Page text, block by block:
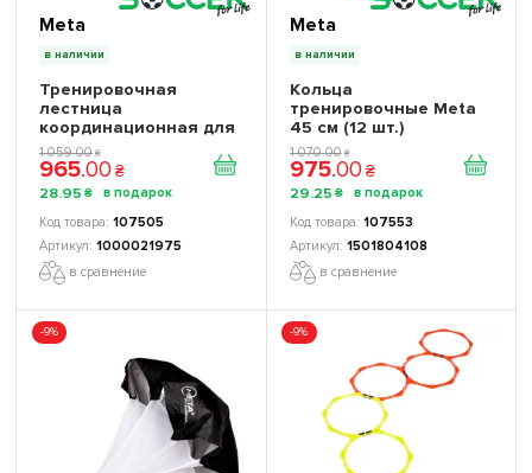
Meta
в наличии
Тренировочная
лестница
координационная для
бега Meta складная
800 см 1000021975
1 059.00 ₴
965.00 ₴
28.95 ₴
107505
1000021975
в сравнение
Meta
в наличии
Кольца
тренировочные Meta
45 см (12 шт.)
1501804108
1 070.00 ₴
975.00 ₴
29.25 ₴
107553
1501804108
в сравнение
-9% -9%